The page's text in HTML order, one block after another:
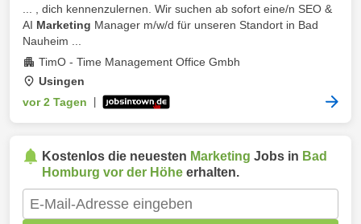
... , dich kennenzulernen. Wir suchen ab sofort eine/n SEO &
AI Marketing Manager m/w/d für unseren Standort in Bad
Nauheim ...
TimO - Time Management Office Gmbh
Usingen
vor 2 Tagen
Kostenlos die neuesten Marketing Jobs in Bad
Homburg vor der Höhe erhalten.